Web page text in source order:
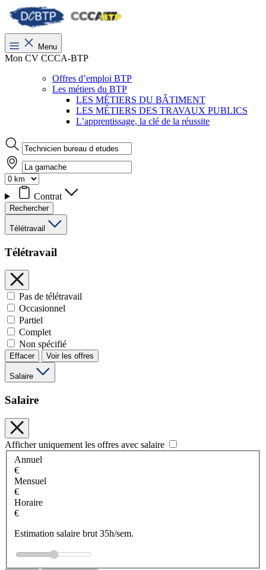
Menu
Mon CV CCCA-BTP
Offres d’emploi BTP
Les métiers du BTP
LES MÉTIERS DU BÂTIMENT
LES MÉTIERS DES TRAVAUX PUBLICS
L’apprentissage, la clé de la réussite
Contrat
Rechercher
Télétravail
Télétravail
Pas de télétravail
Occasionnel
Partiel
Complet
Non spécifié
Effacer Voir les offres
Salaire
Salaire
Afficher uniquement les offres avec salaire
Annuel
€
Mensuel
€
Horaire
€
Estimation salaire brut 35h/sem.